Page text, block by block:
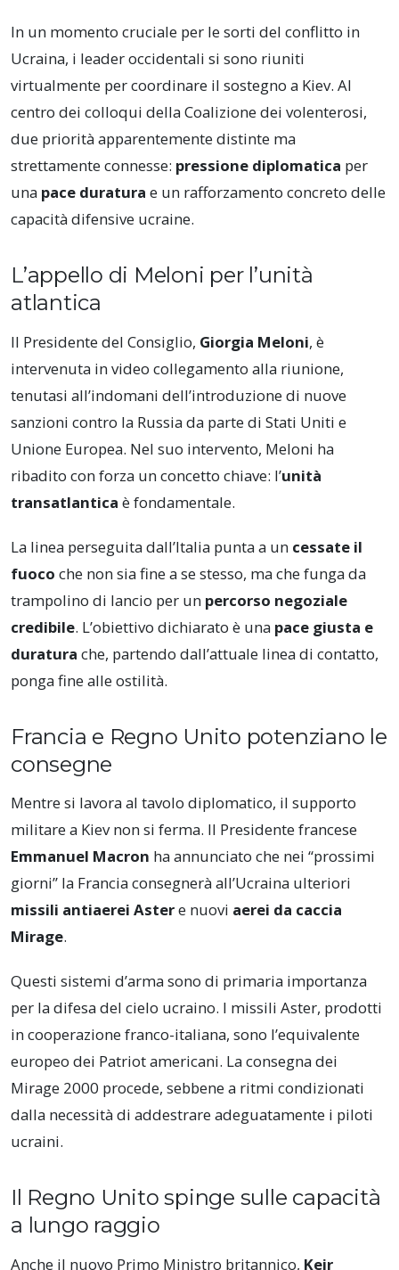
In un momento cruciale per le sorti del conflitto in
Ucraina, i leader occidentali si sono riuniti
virtualmente per coordinare il sostegno a Kiev. Al
centro dei colloqui della Coalizione dei volenterosi,
due priorità apparentemente distinte ma
strettamente connesse: pressione diplomatica per
una pace duratura e un rafforzamento concreto delle
capacità difensive ucraine.
L’appello di Meloni per l’unità
atlantica
Il Presidente del Consiglio, Giorgia Meloni, è
intervenuta in video collegamento alla riunione,
tenutasi all’indomani dell’introduzione di nuove
sanzioni contro la Russia da parte di Stati Uniti e
Unione Europea. Nel suo intervento, Meloni ha
ribadito con forza un concetto chiave: l’unità
transatlantica è fondamentale.
La linea perseguita dall’Italia punta a un cessate il
fuoco che non sia fine a se stesso, ma che funga da
trampolino di lancio per un percorso negoziale
credibile. L’obiettivo dichiarato è una pace giusta e
duratura che, partendo dall’attuale linea di contatto,
ponga fine alle ostilità.
Francia e Regno Unito potenziano le
consegne
Mentre si lavora al tavolo diplomatico, il supporto
militare a Kiev non si ferma. Il Presidente francese
Emmanuel Macron ha annunciato che nei “prossimi
giorni” la Francia consegnerà all’Ucraina ulteriori
missili antiaerei Astere nuovi aerei da caccia
Mirage.
Questi sistemi d’arma sono di primaria importanza
per la difesa del cielo ucraino. I missili Aster, prodotti
in cooperazione franco-italiana, sono l’equivalente
europeo dei Patriot americani. La consegna dei
Mirage 2000 procede, sebbene a ritmi condizionati
dalla necessità di addestrare adeguatamente i piloti
ucraini.
Il Regno Unito spinge sulle capacità
a lungo raggio
Anche il nuovo Primo Ministro britannico, Keir